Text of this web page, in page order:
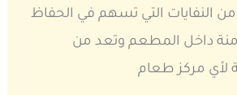
النفايات التي تسهم في الحفاظ
داخل المطعم وتعد من
لأي مركز طعام